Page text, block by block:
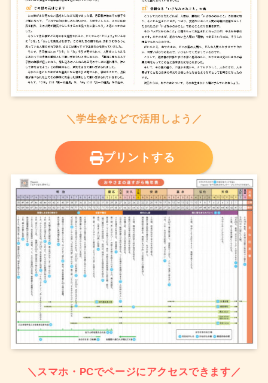
＼学生会などで活用しよう／
プリントする
＼スマホ・PCでページにアクセスできます／